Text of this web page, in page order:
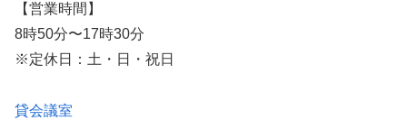
【営業時間】
8時50分〜17時30分
※定休日：土・日・祝日
貸会議室